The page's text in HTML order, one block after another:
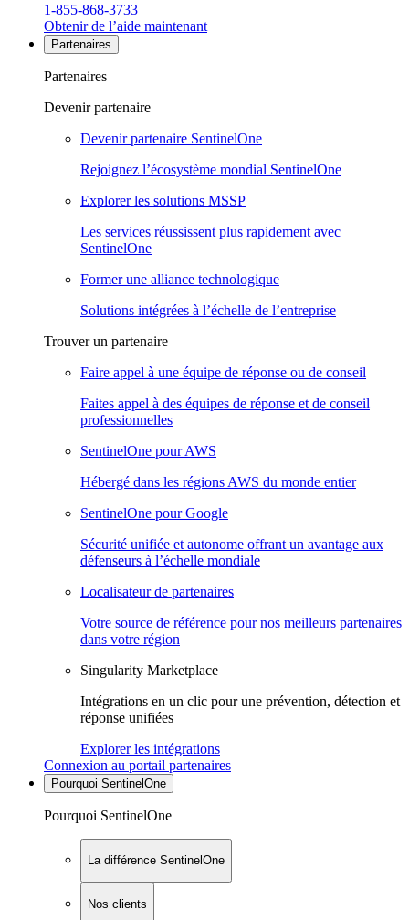
1-855-868-3733
Obtenir de l’aide maintenant
Partenaires
Partenaires
Devenir partenaire
Devenir partenaire SentinelOne
Rejoignez l’écosystème mondial SentinelOne
Explorer les solutions MSSP
Les services réussissent plus rapidement avec
SentinelOne
Former une alliance technologique
Solutions intégrées à l’échelle de l’entreprise
Trouver un partenaire
Faire appel à une équipe de réponse ou de conseil
Faites appel à des équipes de réponse et de conseil
professionnelles
SentinelOne pour AWS
Hébergé dans les régions AWS du monde entier
SentinelOne pour Google
Sécurité unifiée et autonome offrant un avantage aux
défenseurs à l’échelle mondiale
Localisateur de partenaires
Votre source de référence pour nos meilleurs partenaires
dans votre région
Singularity Marketplace
Intégrations en un clic pour une prévention, détection et
réponse unifiées
Explorer les intégrations
Connexion au portail partenaires
Pourquoi SentinelOne
Pourquoi SentinelOne
La différence SentinelOne
Nos clients